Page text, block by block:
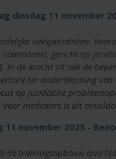
dinsdag 11 november
vakspecialisten.
contextueel, gericht op
In de kracht zit ook de
ter ondersteuning van
op juridische
mediators is dit
11 november 2025 -
de trainingsopbouw qua